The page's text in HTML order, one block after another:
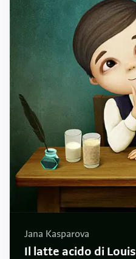
Jana Kasparova
Il latte acido di Louis